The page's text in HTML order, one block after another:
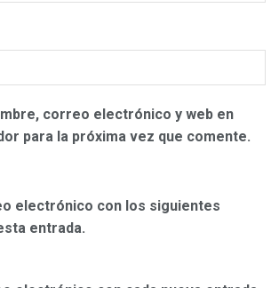
correo electrónico y web en
para la próxima vez que comente.
electrónico con los siguientes
entrada.